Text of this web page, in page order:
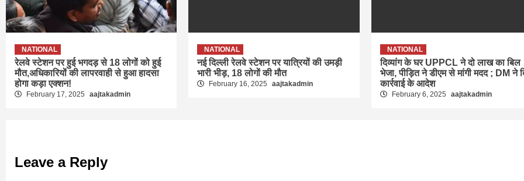
NATIONAL
रेलवे स्टेशन पर हुई भगदड़ से 18 लोगों को हुई
मौत,अधिकारियों की लापरवाही से हुआ हादसा
होगा कड़ा एक्शन!
February 17, 2025 aajtakadmin
NATIONAL
नई दिल्ली रेलवे स्टेशन पर यात्रियों की उमड़ी
भारी भीड़, 18 लोगों की मौत
February 16, 2025 aajtakadmin
NATIONAL
दिव्यांग के घर UPPCL ने दो लाख का बिल
भेजा, पीड़ित ने डीएम से मांगी मदद ; DM ने
कार्रवाई के आदेश
February 6, 2025 aajtakadmin
Leave a Reply